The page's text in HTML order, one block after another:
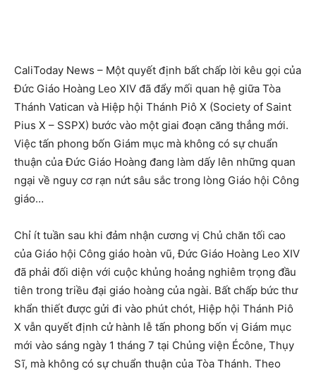
CaliToday News – Một quyết định bất chấp lời kêu gọi của
Đức Giáo Hoàng Leo XIV đã đẩy mối quan hệ giữa Tòa
Thánh Vatican và Hiệp hội Thánh Piô X (Society of Saint
Pius X – SSPX) bước vào một giai đoạn căng thẳng mới.
Việc tấn phong bốn Giám mục mà không có sự chuẩn
thuận của Đức Giáo Hoàng đang làm dấy lên những quan
ngại về nguy cơ rạn nứt sâu sắc trong lòng Giáo hội Công
giáo…
Chỉ ít tuần sau khi đảm nhận cương vị Chủ chăn tối cao
của Giáo hội Công giáo hoàn vũ, Đức Giáo Hoàng Leo XIV
đã phải đối diện với cuộc khủng hoảng nghiêm trọng đầu
tiên trong triều đại giáo hoàng của ngài. Bất chấp bức thư
khẩn thiết được gửi đi vào phút chót, Hiệp hội Thánh Piô
X vẫn quyết định cử hành lễ tấn phong bốn vị Giám mục
mới vào sáng ngày 1 tháng 7 tại Chủng viện Écône, Thụy
Sĩ, mà không có sự chuẩn thuận của Tòa Thánh. Theo